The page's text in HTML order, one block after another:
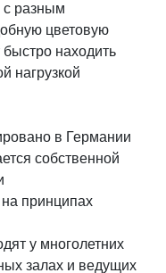
с разным
цветовую
быстро находить
нагрузкой
в Германии
собственной
на принципах
у многолетних
залах и ведущих